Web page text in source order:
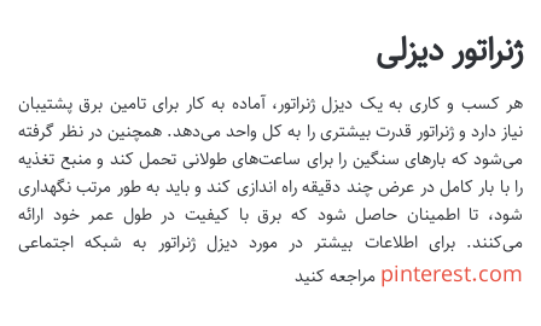
ژنراتور دیزلی
هر کسب و کاری به یک دیزل ژنراتور، آماده به کار برای تامین برق پشتیبان
نیاز دارد و ژنراتور قدرت بیشتری را به کل واحد می‌دهد. همچنین در نظر گرفته
می‌شود که بارهای سنگین را برای ساعت‌های طولانی تحمل کند و منبع تغذیه
را با بار کامل در عرض چند دقیقه راه‌ اندازی کند و باید به‌ طور مرتب نگهداری
شود، تا اطمینان حاصل شود که برق با کیفیت در طول عمر خود ارائه
می‌کنند. برای اطلاعات بیشتر در مورد دیزل ژنراتور به شبکه اجتماعی
pinterest.com مراجعه کنید